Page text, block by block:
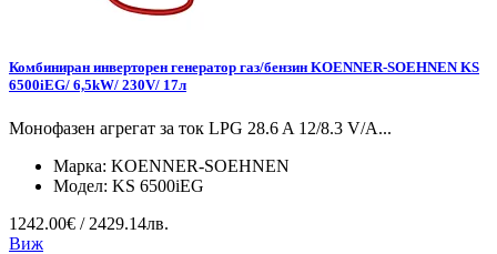
Комбиниран инверторен генератор газ/бензин KOENNER-SOEHNEN KS
6500iEG/ 6,5kW/ 230V/ 17л
Монофазен агрегат за ток LPG 28.6 A 12/8.3 V/А...
Марка: KOENNER-SOEHNEN
Модел: KS 6500iEG
1242.00€ / 2429.14лв.
Виж